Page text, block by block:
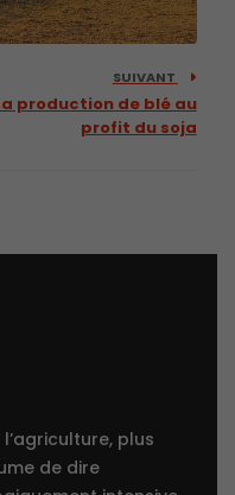
SUIVANT
production de blé au
profit du soja
plus
de dire